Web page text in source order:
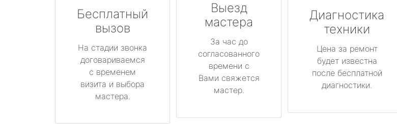
Бесплатный
вызов
На стадии звонка
договариваемся
с временем
визита и выбора
мастера.
Выезд
мастера
За час до
согласованного
времени с
Вами свяжется
мастер.
Диагностика
техники
Цена за ремонт
будет известна
после бесплатной
диагностики.